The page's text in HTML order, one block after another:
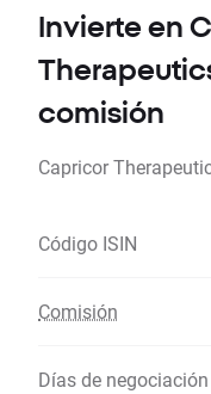
Invierte en
comisión
Capricor
Código ISIN
Comisión
Días de negociación